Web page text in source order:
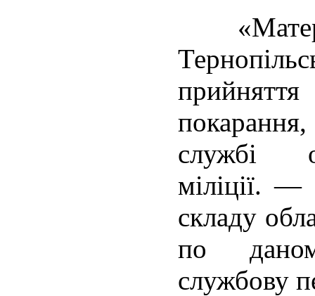
службі
міліції. —
складу
по
службову